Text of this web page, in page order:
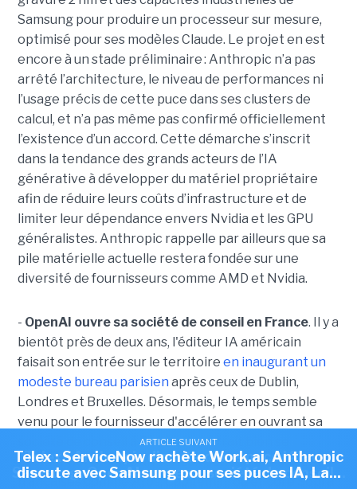
ARTICLE SUIVANT
Telex : Anthropic discute d'une puce IA avec
Samsung, OpenAI ouvre sa société de conseil...
Samsung pour produire un processeur sur mesure,
optimisé pour ses modèles Claude. Le projet en est
encore à un stade préliminaire : Anthropic n’a pas
arrêté l’architecture, le niveau de performances ni
l’usage précis de cette puce dans ses clusters de
calcul, et n’a pas même pas confirmé officiellement
l’existence d’un accord. Cette démarche s’inscrit
dans la tendance des grands acteurs de l’IA
générative à développer du matériel propriétaire
afin de réduire leurs coûts d’infrastructure et de
limiter leur dépendance envers Nvidia et les GPU
généralistes. Anthropic rappelle par ailleurs que sa
pile matérielle actuelle restera fondée sur une
diversité de fournisseurs comme AMD et Nvidia.
- OpenAI ouvre sa société de conseil en France. Il y a
bientôt près de deux ans, l'éditeur IA américain
faisait son entrée sur le territoire en inaugurant un
modeste bureau parisien après ceux de Dublin,
Londres et Bruxelles. Désormais, le temps semble
venu pour le fournisseur d'accélérer en ouvrant sa
société de conseil à Paris qui pourrait bien se
positionner comme un sérieux concurrent aux ESN
françaises comme Atos, Capgemini ou encore Sopra
ARTICLE SUIVANT
Telex : ServiceNow rachète Work.ai, Anthropic
discute avec Samsung pour ses puces IA, La...